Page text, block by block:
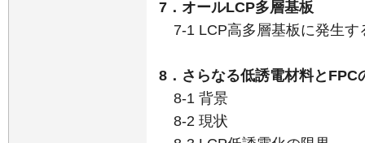
7．オールLCP多層基板
7-1 LCP高多層基板に発生す
8．さらなる低誘電材料とFPC
8-1 背景
8-2 現状